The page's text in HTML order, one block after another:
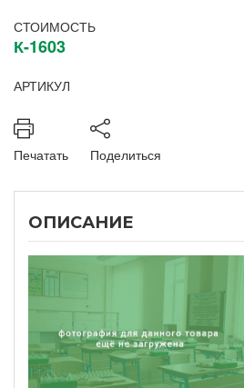
СТОИМОСТЬ
К-1603
АРТИКУЛ
Печатать Поделиться
ОПИСАНИЕ